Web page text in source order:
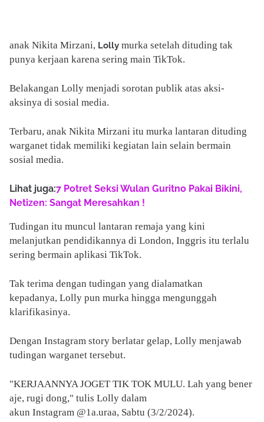
anak Nikita Mirzani, Lolly murka setelah dituding tak
punya kerjaan karena sering main TikTok.
Belakangan Lolly menjadi sorotan publik atas aksi-
aksinya di sosial media.
Terbaru, anak Nikita Mirzani itu murka lantaran dituding
warganet tidak memiliki kegiatan lain selain bermain
sosial media.
Lihat juga:7 Potret Seksi Wulan Guritno Pakai Bikini,
Netizen: Sangat Meresahkan !
Tudingan itu muncul lantaran remaja yang kini
melanjutkan pendidikannya di London, Inggris itu terlalu
sering bermain aplikasi TikTok.
Tak terima dengan tudingan yang dialamatkan
kepadanya, Lolly pun murka hingga mengunggah
klarifikasinya.
Dengan Instagram story berlatar gelap, Lolly menjawab
tudingan warganet tersebut.
"KERJAANNYA JOGET TIK TOK MULU. Lah yang bener
aje, rugi dong," tulis Lolly dalam
akun Instagram @1a.uraa, Sabtu (3/2/2024).